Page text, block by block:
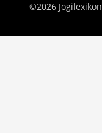
©2026 Jogilexikon